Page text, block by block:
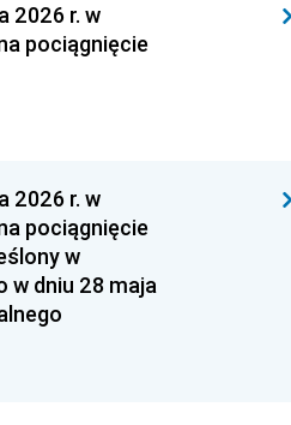
2026 r. w
pociągnięcie
2026 r. w
pociągnięcie
w
w dniu 28 maja